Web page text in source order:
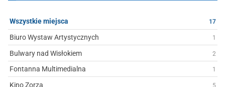
Wszystkie miejsca 17
Biuro Wystaw Artystycznych 1
Bulwary nad Wisłokiem 2
Fontanna Multimedialna 1
Kino Zorza 5